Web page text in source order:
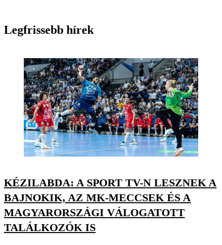
Legfrissebb hírek
KÉZILABDA: A SPORT TV-N LESZNEK A
BAJNOKIK, AZ MK-MECCSEK ÉS A
MAGYARORSZÁGI VÁLOGATOTT
TALÁLKOZÓK IS